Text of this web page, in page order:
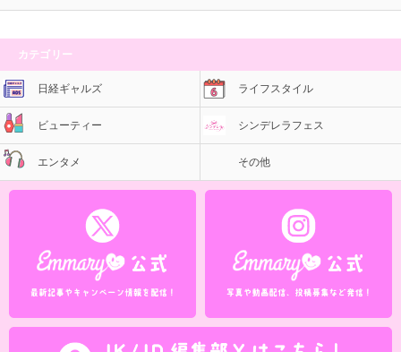
カテゴリー
日経ギャルズ ライフスタイル
ビューティー シンデレラフェス
エンタメ その他